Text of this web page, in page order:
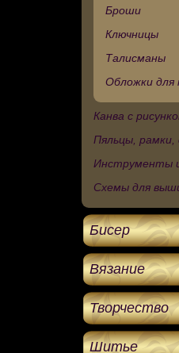
Броши
Ключницы
Талисманы
Обложки для
Канва с
Пяльцы, рамки,
Инструменты
Схемы для
Бисер
Вязание
Творчество
Шитье